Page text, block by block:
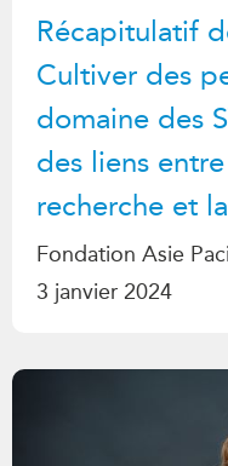
Récapitulatif
Cultiver des
domaine des
des liens
recherche et
Fondation Asie
3 janvier 2024